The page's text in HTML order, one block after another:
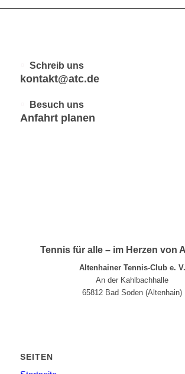
Schreib uns
kontakt@atc.de
Besuch uns
Anfahrt planen
Tennis für alle – im Herzen von
Altenhainer Tennis-Club e. V.
An der Kahlbachhalle
65812 Bad Soden (Altenhain)
SEITEN